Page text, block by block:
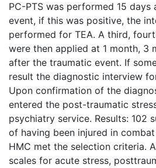
PC-PTS was performed 15
event, if this was positive, the
performed for TEA. A third,
were then applied at 1 month, 3
after the traumatic event. If
result the diagnostic interview
Upon confirmation of the
entered the post-traumatic
psychiatry service. Results: 102
of having been injured in
HMC met the selection criteria.
scales for acute stress,